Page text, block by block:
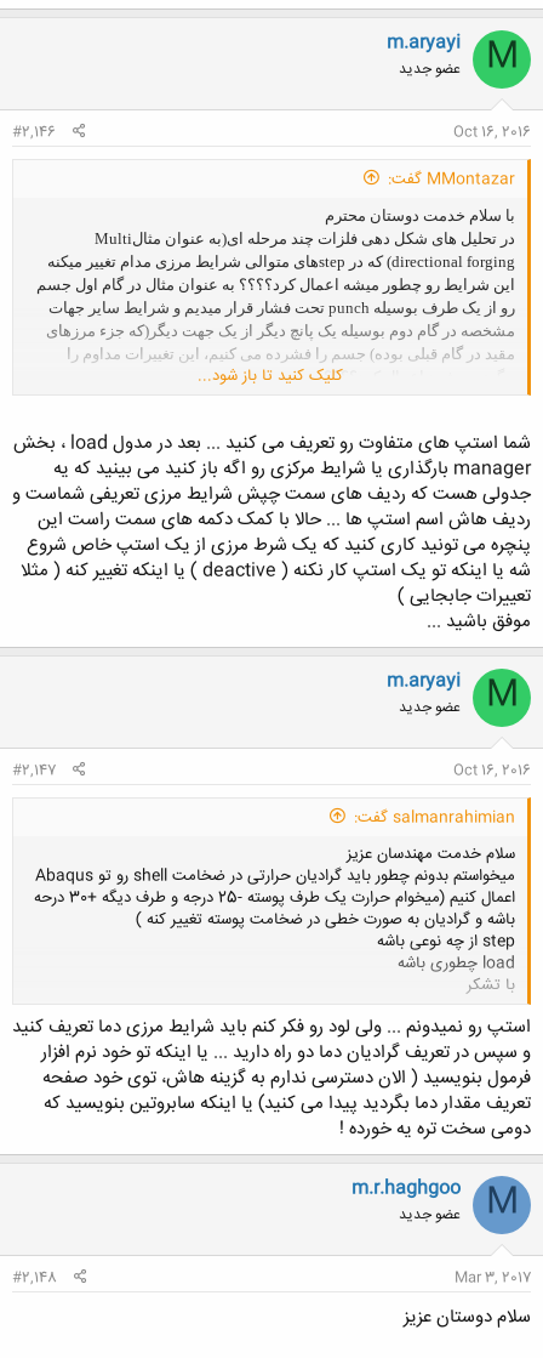
M
m.aryayi
عضو جدید
Oct 16, 2016
#2,146
MMontazar گفت:
با سلام خدمت دوستان محترم
در تحلیل های شکل دهی فلزات چند مرحله ای(به عنوان مثالMulti
directional forging) که در stepهای متوالی شرایط مرزی مدام تغییر میکنه
این شرایط رو چطور میشه اعمال کرد؟؟؟؟ به عنوان مثال در گام اول جسم
رو از یک طرف بوسیله punch تحت فشار قرار میدیم و شرایط سایر جهات
مشخصه در گام دوم بوسیله یک پانچ دیگر از یک جهت دیگر(که جزء مرزهای
مقید در گام قبلی بوده) جسم را فشرده می کنیم، این تغییرات مداوم را
چگونه میشود اعمال کرد؟؟؟؟کلیک کنید تا باز شود...
شما استپ های متفاوت رو تعریف می کنید ... بعد در مدول load ، بخش
manager بارگذاری یا شرایط مرکزی رو اگه باز کنید می بینید که یه
جدولی هست که ردیف های سمت چپش شرایط مرزی تعریفی شماست و
ردیف هاش اسم استپ ها ... حالا با کمک دکمه های سمت راست این
پنچره می تونید کاری کنید که یک شرط مرزی از یک استپ خاص شروع
شه یا اینکه تو یک استپ کار نکنه ( deactive ) یا اینکه تغییر کنه ( مثلا
تعییرات جابجایی )
موفق باشید ...
M
m.aryayi
عضو جدید
Oct 16, 2016
#2,147
salmanrahimian گفت:
سلام خدمت مهندسان عزیز
میخواستم بدونم چطور باید گرادیان حرارتی در ضخامت shell رو تو Abaqus
اعمال کنیم (میخوام حرارت یک طرف پوسته -25 درجه و طرف دیگه +30 درحه
باشه و گرادیان به صورت خطی در ضخامت پوسته تغییر کنه )
step از چه نوعی باشه
load چطوری باشه
با تشکر
کلیک کنید تا باز شود...
استپ رو نمیدونم ... ولی لود رو فکر کنم باید شرایط مرزی دما تعریف کنید
و سپس در تعریف گرادیان دما دو راه دارید ... یا اینکه تو خود نرم افزار
فرمول بنویسید ( الان دسترسی ندارم به گزینه هاش، توی خود صفحه
تعریف مقدار دما بگردید پیدا می کنید) یا اینکه سابروتین بنویسید که
دومی سخت تره یه خورده !
M
m.r.haghgoo
عضو جدید
Mar 3, 2017
#2,148
سلام دوستان عزیز